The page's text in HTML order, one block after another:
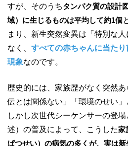
すが、そのうちタンパク質の設計
域）に生じるものは平均して約1個
まり、新生突然変異は「特別な
なく、 すべての赤ちゃんに当た
現象なのです。
歴史的には、家族歴がなく突然
伝とは関係ない」「環境のせい」
しかし次世代シーケンサーの登
述）の普及によって、こうした家
ぱつせい）の病気の多くが、実は